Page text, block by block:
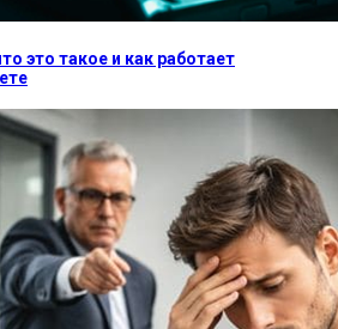
это такое и как работает